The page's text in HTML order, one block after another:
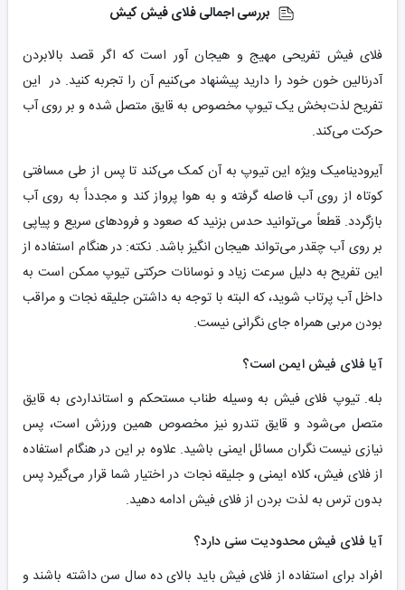
بررسی اجمالی فلای فیش کیش
فلای فیش تفریحی مهیج و هیجان آور است که اگر قصد بالابردن
آدرنالین خون خود را دارید پیشنهاد می‌کنیم آن را تجربه کنید. در این
تفریح لذت‌بخش یک تیوپ مخصوص به قایق متصل شده و بر روی آب
حرکت می‌کند.
آیرودینامیک ویژه این تیوپ به آن کمک می‌کند تا پس از طی مسافتی
کوتاه از روی آب فاصله گرفته و به هوا پرواز کند و مجدداً به روی آب
بازگردد. قطعاً می‌توانید حدس بزنید که صعود و فرودهای سریع و پیاپی
بر روی آب چقدر می‌تواند هیجان انگیز باشد. نکته: در هنگام استفاده از
این تفریح به دلیل سرعت زیاد و نوسانات حرکتی تیوپ ممکن است به
داخل آب پرتاب شوید، که البته با توجه به داشتن جلیقه نجات و مراقب
بودن مربی همراه جای نگرانی نیست.
آیا فلای فیش ایمن است؟
بله. تیوپ فلای فیش به وسیله طناب مستحکم و استانداردی به قایق
متصل می‌شود و قایق تندرو نیز مخصوص همین ورزش است، پس
نیازی نیست نگران مسائل ایمنی باشید. علاوه بر این در هنگام استفاده
از فلای فیش، کلاه ایمنی و جلیقه نجات در اختیار شما قرار می‌گیرد پس
بدون ترس به لذت بردن از فلای فیش ادامه دهید.
آیا فلای فیش محدودیت سنی دارد؟
افراد برای استفاده از فلای فیش باید بالای ده سال سن داشته باشند و